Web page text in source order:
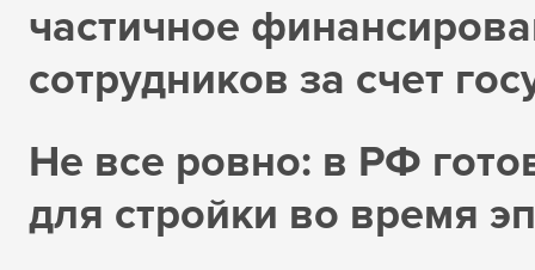
частичное
сотрудников за счет
Не все ровно: в РФ
для стройки во время